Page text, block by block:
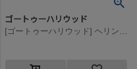
ゴートゥーハリウッド